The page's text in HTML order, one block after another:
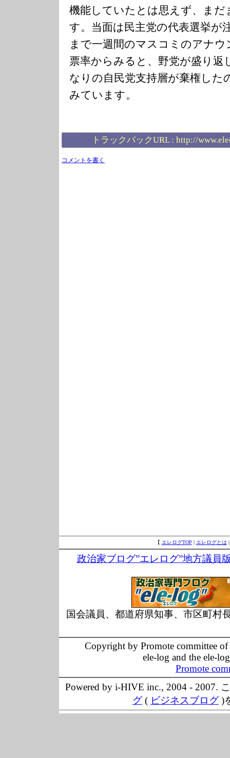
機能していたとは思えず、ま
す。当面は民主党の代表選挙が
まで一週間のマスコミのアナ
票率からみると、野党が盛り
なりの自民党支持層が棄権した
みています。
トラックバックURL : http://
コメントを書く
【 エレログTOP | エレログとは
政治家ブログ”エレログ”地方議員
国会議員、都道府県知事、市区町村
Copyright by Promote committee
ele-log and the ele-
Promote
Powered by i-HIVE inc., 2004 - 2007.
グ( ビジネスブログ)